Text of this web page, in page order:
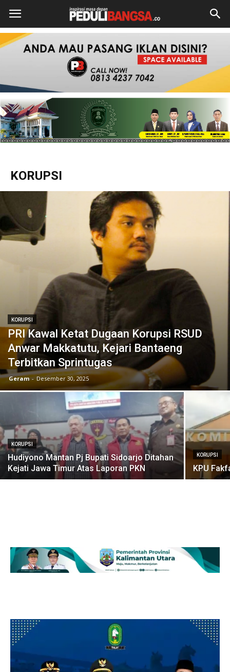
KORUPSI
KORUPSI
PRI Kawal Ketat Dugaan Korupsi RSUD
Anwar Makkatutu, Kejari Bantaeng
Terbitkan Sprintugas
Geram - Desember 30, 2025
KORUPSI
Hudiyono Mantan Pj Bupati Sidoarjo Ditahan
Kejati Jawa Timur Atas Laporan PKN
KORUPSI
KPU